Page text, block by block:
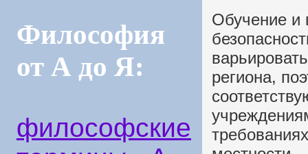
Философия
от А до Я:
философские
Обучение и
региона,